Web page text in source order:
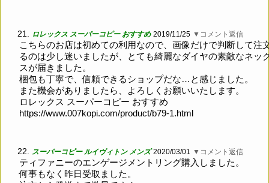
21. ロレックス スーパーコピー おすすめ 2019/11/25 ▼コメント返信
こちらのお店は初めての利用なので、画像だけで判断して注
るのは少し迷いましたが、とても綺麗なダイヤの素敵なネッ
スが届きました。
梱包も丁寧で、信頼できるショップだな…と感じました。
また機会がありましたら、よろしくお願いいたします。
ロレックス スーパーコピー おすすめ
https://www.007kopi.com/product/b79-1.html
22. スーパーコピー ルイヴィトン メンズ 2020/03/01 ▼コメント返信
ティファニーのエンゲージメントリング購入しました。
何事もなく昨日受取ました。